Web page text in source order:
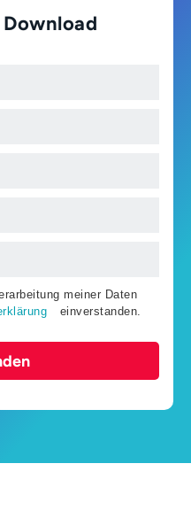
meiner Daten
einverstanden.